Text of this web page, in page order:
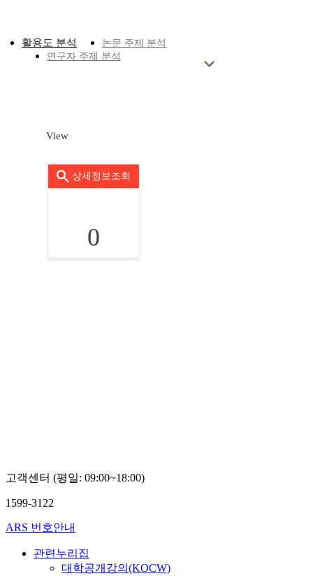
활용도 분석
논문 주제 분석
연구자 주제 분석
View
상세정보조회
0
고객센터 (평일: 09:00~18:00)
1599-3122
ARS 번호안내
관련누리집
대학공개강의(KOCW)